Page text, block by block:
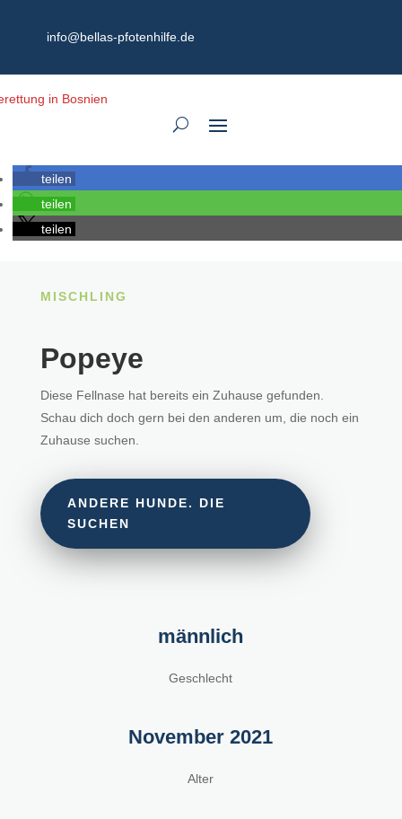
info@bellas-pfotenhilfe.de
teilen
teilen
teilen
MISCHLING
Popeye
Diese Fellnase hat bereits ein Zuhause gefunden.
Schau dich doch gern bei den anderen um, die noch ein
Zuhause suchen.
ANDERE HUNDE. DIE
SUCHEN
männlich
Geschlecht
November 2021
Alter